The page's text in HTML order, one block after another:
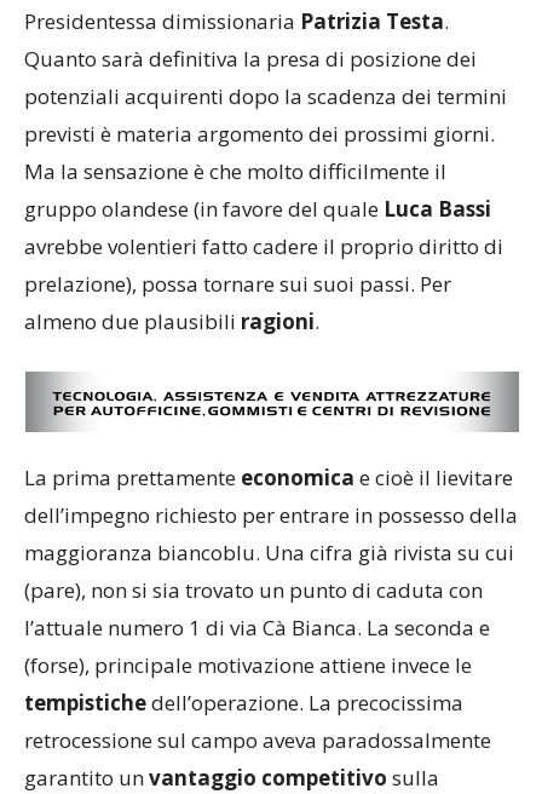
Presidentessa dimissionaria Patrizia Testa.
Quanto sarà definitiva la presa di posizione dei
potenziali acquirenti dopo la scadenza dei termini
previsti è materia argomento dei prossimi giorni.
Ma la sensazione è che molto difficilmente il
gruppo olandese (in favore del quale Luca Bassi
avrebbe volentieri fatto cadere il proprio diritto di
prelazione), possa tornare sui suoi passi. Per
almeno due plausibili ragioni.
La prima prettamente economica e cioè il lievitare
dell’impegno richiesto per entrare in possesso della
maggioranza biancoblu. Una cifra già rivista su cui
(pare), non si sia trovato un punto di caduta con
l’attuale numero 1 di via Cà Bianca. La seconda e
(forse), principale motivazione attiene invece le
tempistichedell’operazione. La precocissima
retrocessione sul campo aveva paradossalmente
garantito unvantaggio competitivo sulla